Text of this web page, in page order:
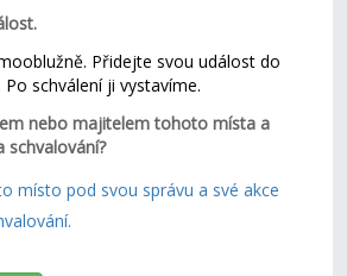
Přidejte svou událost do
Po schválení ji vystavíme.
nebo majitelem tohoto místa a
schvalování?
místo pod svou správu a své akce